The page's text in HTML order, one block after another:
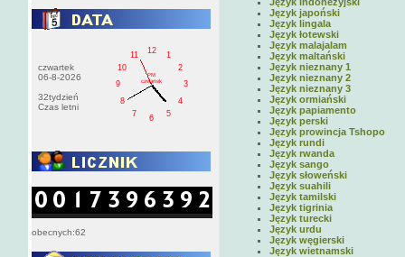
czwartek
06-8-2026
32tydzień
Czas letni
1
2
3
4
5
6
7
8
9
10
11
12
PM
czwartek
obecnych:62
Język japoński
Język lingala
Język łotewski
Język malajalam
Język maltański
Język nieznany 1
Język nieznany 2
Język nieznany 3
Język ormiański
Język papiamento
Język perski
Język prowincja Tshopo
Język rundi
Język rwanda
Język sango
Język słoweński
Język suahili
Język tamilski
Język tigrinia
Język turecki
Język urdu
Język węgierski
Język wietnamski